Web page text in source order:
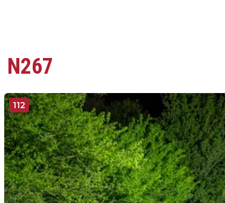
N267
112